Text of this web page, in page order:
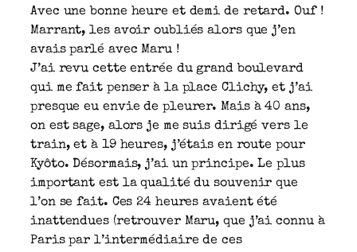
Avec une bonne heure et demi de retard. Ouf !
Marrant, les avoir oubliés alors que j’en
avais parlé avec Maru !
J’ai revu cette entrée du grand boulevard
qui me fait penser à la place Clichy, et j’ai
presque eu envie de pleurer. Mais à 40 ans,
on est sage, alors je me suis dirigé vers le
train, et à 19 heures, j’étais en route pour
Kyôto. Désormais, j’ai un principe. Le plus
important est la qualité du souvenir que
l’on se fait. Ces 24 heures avaient été
inattendues (retrouver Maru, que j’ai connu à
Paris par l’intermédiaire de ces